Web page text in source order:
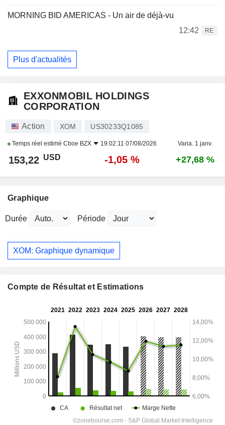
MORNING BID AMERICAS - Un air de déjà-vu
12:42
RE
Plus d'actualités
EXXONMOBIL HOLDINGS
CORPORATION
Action XOM US30233Q1085
Temps réel estimé Cboe BZX 19:02:11 07/08/2026 Varia. 1 janv.
153,22 USD -1,05 % +27,68 %
Graphique
Durée Période
XOM: Graphique dynamique
Compte de Résultat et Estimations